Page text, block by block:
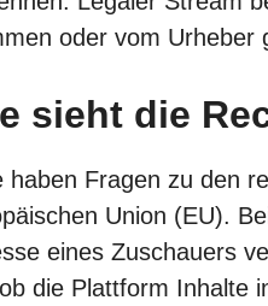
oder vom Urheber
sieht die
haben Fragen zu den
Union (EU).
eines Zuschauers
die Plattform Inhalte